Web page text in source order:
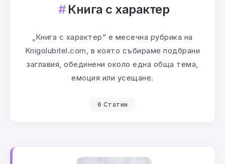
Книга с характер
„Книга с характер“ е месечна рубрика на
Knigolubitel.com, в която събираме подбрани
заглавия, обединени около една обща тема,
емоция или усещане.
6 Статии